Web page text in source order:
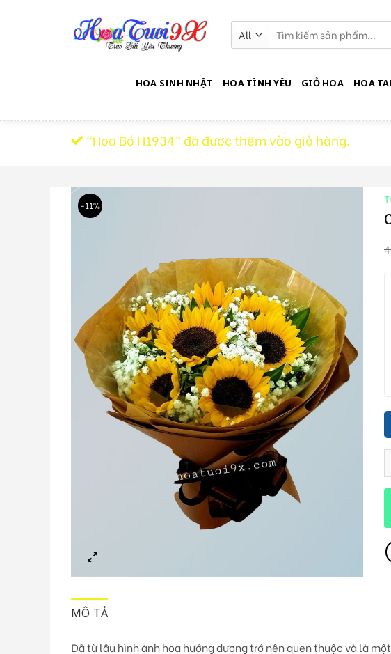
kiếm:
HOA SINH NHẬT HOA TÌNH YÊU GIỎ HOA HOA
“Hoa Bó H1934” đã được thêm vào giỏ hàng.
-11%
MÔ TẢ
Đã từ lâu hình ảnh hoa hướng dương trở nên quen thuộc và là